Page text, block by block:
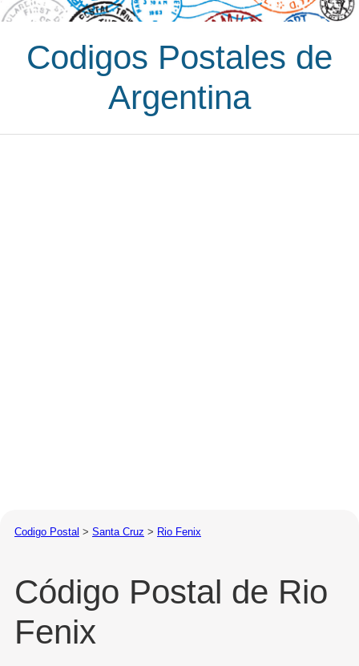
Codigos Postales de
Argentina
Codigo Postal > Santa Cruz > Rio Fenix
Código Postal de Rio
Fenix